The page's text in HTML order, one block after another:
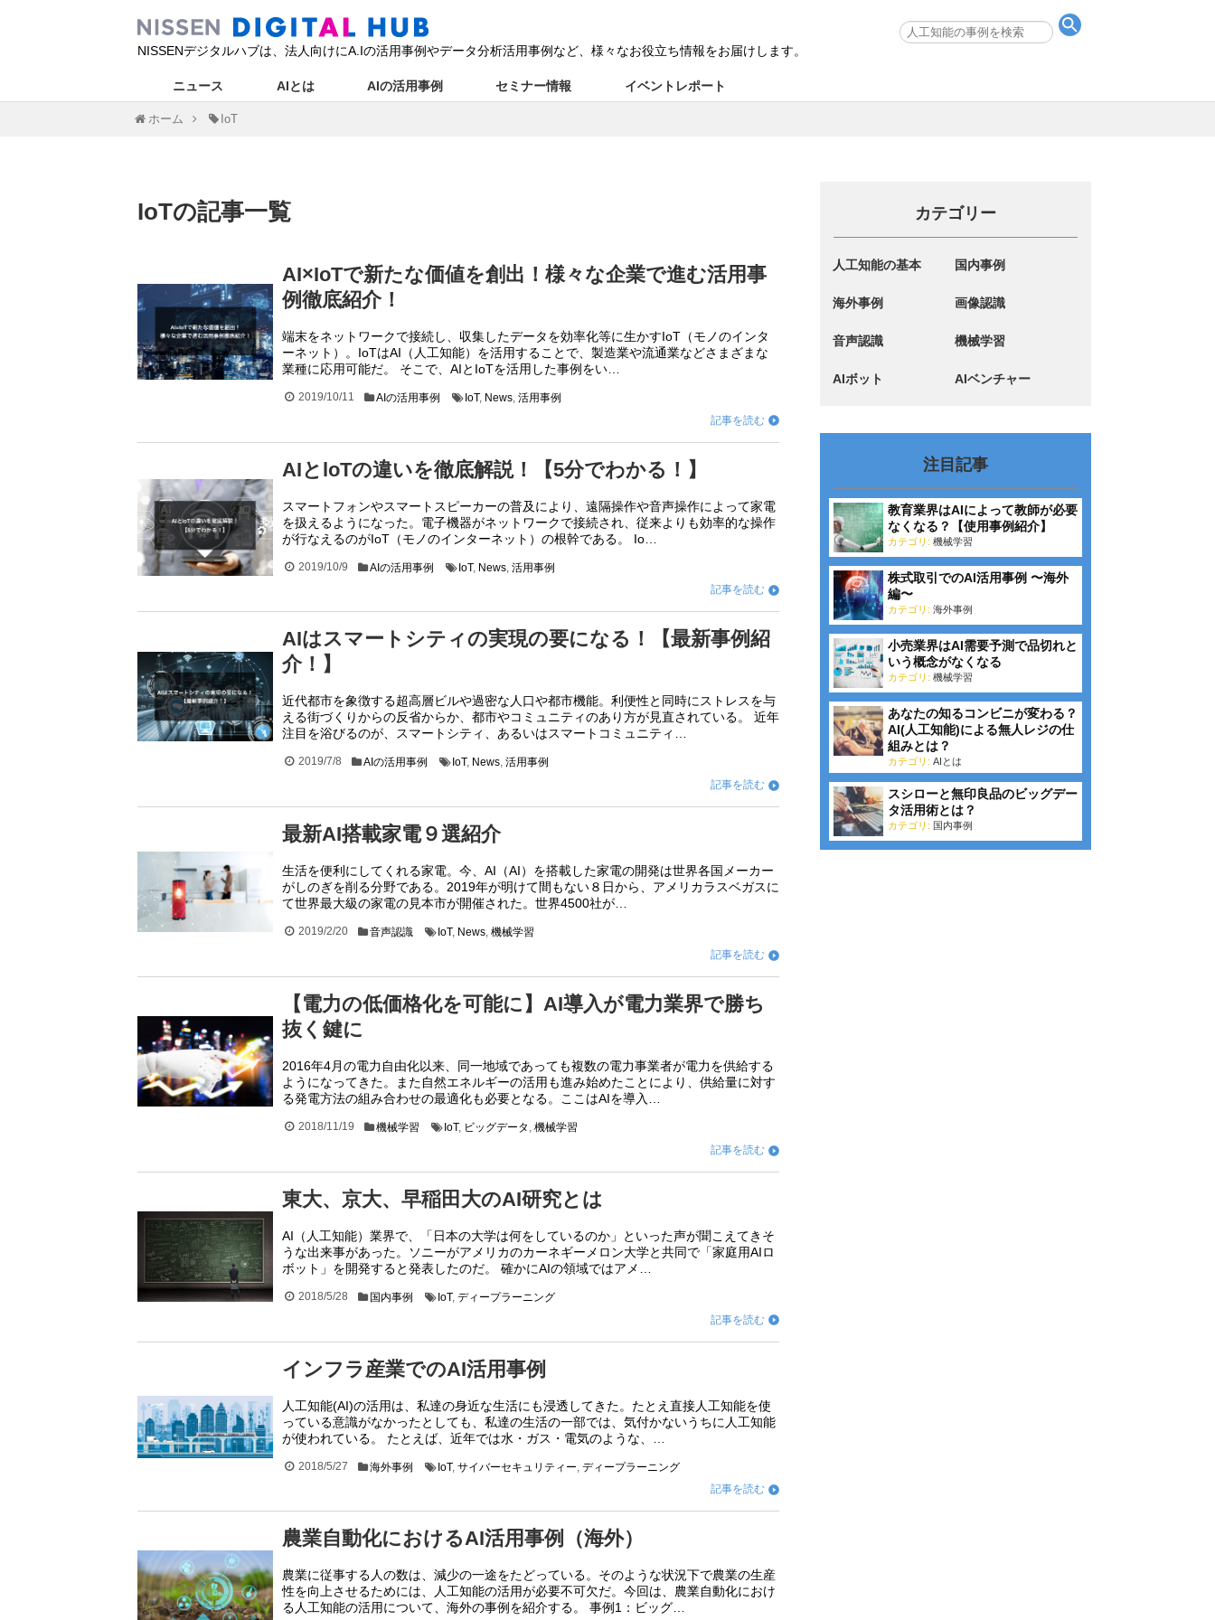
NISSENデジタルハブは、法人向けにA.Iの活用事例やデータ分析活用事例など、様々なお役立ち情報をお届けします。
ニュース AIとは AIの活用事例 セミナー情報 イベントレポート
ホーム IoT
IoTの記事一覧
AI×IoTで新たな価値を創出！様々な企業で進む活用事
例徹底紹介！
端末をネットワークで接続し、収集したデータを効率化等に生かすIoT（モノのインタ
ーネット）。IoTはAI（人工知能）を活用することで、製造業や流通業などさまざまな
業種に応用可能だ。 そこで、AIとIoTを活用した事例をい…
2019/10/11 AIの活用事例 IoT, News,活用事例
記事を読む 
AIとloTの違いを徹底解説！【5分でわかる！】
スマートフォンやスマートスピーカーの普及により、遠隔操作や音声操作によって家電
を扱えるようになった。電子機器がネットワークで接続され、従来よりも効率的な操作
が行なえるのがIoT（モノのインターネット）の根幹である。 Io…
2019/10/9 AIの活用事例 IoT, News ,活用事例
記事を読む 
AIはスマートシティの実現の要になる！【最新事例紹
介！】
近代都市を象徴する超高層ビルや過密な人口や都市機能。利便性と同時にストレスを与
える街づくりからの反省からか、都市やコミュニティのあり方が見直されている。 近年
注目を浴びるのが、スマートシティ、あるいはスマートコミュニティ…
2019/7/8 AIの活用事例 IoT, News,活用事例
記事を読む 
最新AI搭載家電９選紹介
生活を便利にしてくれる家電。今、AI（AI）を搭載した家電の開発は世界各国メーカー
がしのぎを削る分野である。2019年が明けて間もない８日から、アメリカラスベガスに
て世界最大級の家電の見本市が開催された。世界4500社が…
2019/2/20 音声認識 IoT, News,機械学習
記事を読む 
【電力の低価格化を可能に】AI導入が電力業界で勝ち
抜く鍵に
2016年4月の電力自由化以来、同一地域であっても複数の電力事業者が電力を供給する
ようになってきた。また自然エネルギーの活用も進み始めたことにより、供給量に対す
る発電方法の組み合わせの最適化も必要となる。ここはAIを導入…
2018/11/19 機械学習 IoT, ビッグデータ ,機械学習
記事を読む 
東大、京大、早稲田大のAI研究とは
AI（人工知能）業界で、「日本の大学は何をしているのか」といった声が聞こえてきそ
うな出来事があった。ソニーがアメリカのカーネギーメロン大学と共同で「家庭用AIロ
ボット」を開発すると発表したのだ。 確かにAIの領域ではアメ…
2018/5/28 国内事例 IoT,ディープラーニング
記事を読む 
インフラ産業でのAI活用事例
人工知能(AI)の活用は、私達の身近な生活にも浸透してきた。たとえ直接人工知能を使
っている意識がなかったとしても、私達の生活の一部では、気付かないうちに人工知能
が使われている。 たとえば、近年では水・ガス・電気のような、…
2018/5/27 海外事例 IoT,サイバーセキュリティー ,ディープラーニング
記事を読む 
農業自動化におけるAI活用事例（海外）
農業に従事する人の数は、減少の一途をたどっている。そのような状況下で農業の生産
性を向上させるためには、人工知能の活用が必要不可欠だ。今回は、農業自動化におけ
る人工知能の活用について、海外の事例を紹介する。 事例1：ビッグ…
カテゴリー
人工知能の基本 国内事例
海外事例 画像認識
音声認識 機械学習
AIボット AIベンチャー
注目記事
教育業界はAIによって教師が必要
なくなる？【使用事例紹介】
カテゴリ: 機械学習
株式取引でのAI活用事例 〜海外
編〜
カテゴリ: 海外事例
小売業界はAI需要予測で品切れと
いう概念がなくなる
カテゴリ: 機械学習
あなたの知るコンビニが変わる？
AI(人工知能)による無人レジの仕
組みとは？
カテゴリ: AIとは
スシローと無印良品のビッグデー
タ活用術とは？
カテゴリ: 国内事例